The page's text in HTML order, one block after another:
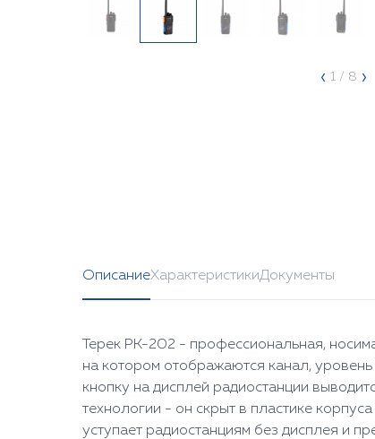
‹ 1 / 8 ›
ОписаниеХарактеристикиДокументы
Терек РК-202 - профессиональная,
на котором отображаются канал,
кнопку на дисплей радиостанции
технологии - он скрыт в пластике
уступает радиостанциям без дисплея и